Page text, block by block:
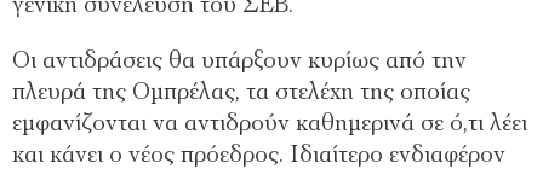
γενική συνέλευση του ΣΕΒ.
Οι αντιδράσεις θα υπάρξουν κυρίως από την
πλευρά της Ομπρέλας, τα στελέχη της οποίας
εμφανίζονται να αντιδρούν καθημερινά σε ό,τι λέει
και κάνει ο νέος πρόεδρος. Ιδιαίτερο ενδιαφέρον